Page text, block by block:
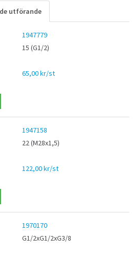
utförande
1947779
15 (G1/2)
65,00 kr/st
1947158
22 (M28x1,5)
122,00 kr/st
1970170
G1/2xG1/2xG3/8